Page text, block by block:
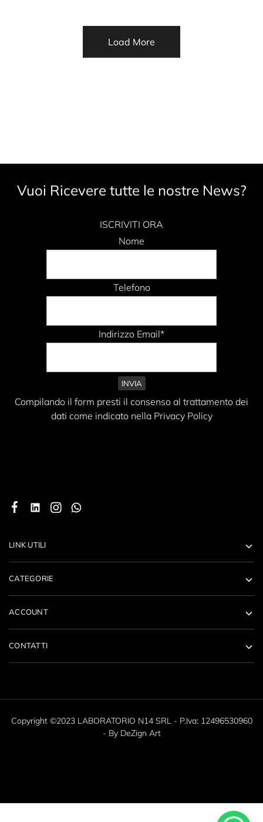
Load More
Vuoi Ricevere tutte le nostre News?
ISCRIVITI ORA
Nome
Telefono
Indirizzo Email*
Compilando il form presti il consenso al trattamento dei
dati come indicato nella Privacy Policy
LINK UTILI
CATEGORIE
ACCOUNT
CONTATTI
Copyright ©2023 LABORATORIO N14 SRL - P.Iva: 12496530960
- By DeZign Art